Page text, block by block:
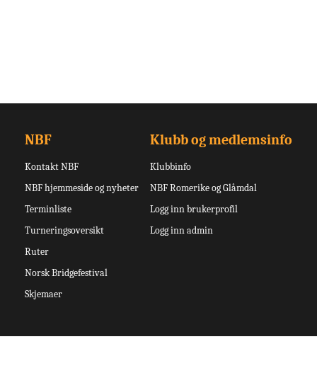
NBF
Kontakt NBF
NBF hjemmeside og nyheter
Terminliste
Turneringsoversikt
Ruter
Norsk Bridgefestival
Skjemaer
Klubb og medlemsinfo
Klubbinfo
NBF Romerike og Glåmdal
Logg inn brukerprofil
Logg inn admin